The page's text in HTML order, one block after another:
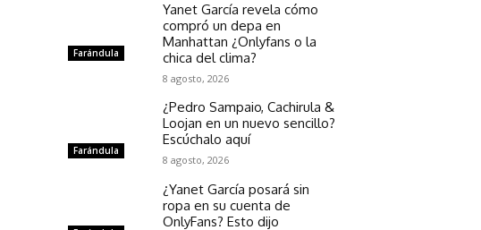
Farándula
Yanet García revela cómo
compró un depa en
Manhattan ¿Onlyfans o la
chica del clima?
8 agosto, 2026
Farándula
¿Pedro Sampaio, Cachirula &
Loojan en un nuevo sencillo?
Escúchalo aquí
8 agosto, 2026
¿Yanet García posará sin
ropa en su cuenta de
OnlyFans? Esto dijo